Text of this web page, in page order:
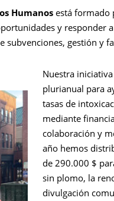
Humanos está formado
y responder
gestión y
Nuestra iniciativa
plurianual para
tasas de
mediante
colaboración y
año hemos
de 290.000 $
sin plomo, la
divulgación